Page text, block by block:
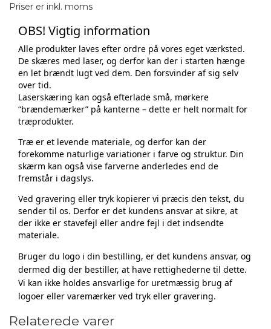
Priser er inkl. moms
OBS! Vigtig information
Alle produkter laves efter ordre på vores eget værksted.
De skæres med laser, og derfor kan der i starten hænge
en let brændt lugt ved dem. Den forsvinder af sig selv
over tid.
Laser­skæring kan også efterlade små, mørkere
“brændemærker” på kanterne – dette er helt normalt for
træprodukter.
Træ er et levende materiale, og derfor kan der
forekomme naturlige variationer i farve og struktur. Din
skærm kan også vise farverne anderledes end de
fremstår i dagslys.
Ved gravering eller tryk kopierer vi præcis den tekst, du
sender til os. Derfor er det kundens ansvar at sikre, at
der ikke er stavefejl eller andre fejl i det indsendte
materiale.
Bruger du logo i din bestilling, er det kundens ansvar, og
dermed dig der bestiller, at have rettighederne til dette.
Vi kan ikke holdes ansvarlige for uretmæssig brug af
logoer eller varemærker ved tryk eller gravering.
Relaterede varer